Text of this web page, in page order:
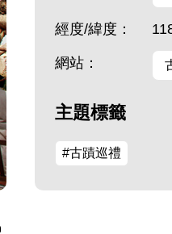
經度/緯度：
網站：
主題標籤
#古蹟巡禮